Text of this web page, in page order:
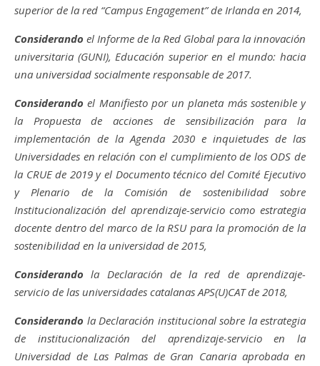
superior de la red “Campus Engagement” de Irlanda en 2014,
Considerando el Informe de la Red Global para la innovación
universitaria (GUNI), Educación superior en el mundo: hacia
una universidad socialmente responsable de 2017.
Considerando el Manifiesto por un planeta más sostenible y
la Propuesta de acciones de sensibilización para la
implementación de la Agenda 2030 e inquietudes de las
Universidades en relación con el cumplimiento de los ODS de
la CRUE de 2019 y el Documento técnico del Comité Ejecutivo
y Plenario de la Comisión de sostenibilidad sobre
Institucionalización del aprendizaje-servicio como estrategia
docente dentro del marco de la RSU para la promoción de la
sostenibilidad en la universidad de 2015,
Considerando la Declaración de la red de aprendizaje-
servicio de las universidades catalanas APS(U)CAT de 2018,
Considerando la Declaración institucional sobre la estrategia
de institucionalización del aprendizaje-servicio en la
Universidad de Las Palmas de Gran Canaria aprobada en